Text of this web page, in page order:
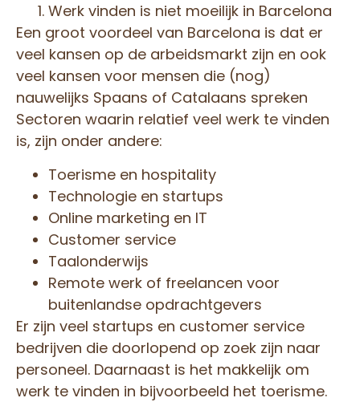
Werk vinden is niet moeilijk in Barcelona
Een groot voordeel van Barcelona is dat er
veel kansen op de arbeidsmarkt zijn en ook
veel kansen voor mensen die (nog)
nauwelijks Spaans of Catalaans spreken
Sectoren waarin relatief veel werk te vinden
is, zijn onder andere:
Toerisme en hospitality
Technologie en startups
Online marketing en IT
Customer service
Taalonderwijs
Remote werk of freelancen voor
buitenlandse opdrachtgevers
Er zijn veel startups en customer service
bedrijven die doorlopend op zoek zijn naar
personeel. Daarnaast is het makkelijk om
werk te vinden in bijvoorbeeld het toerisme.